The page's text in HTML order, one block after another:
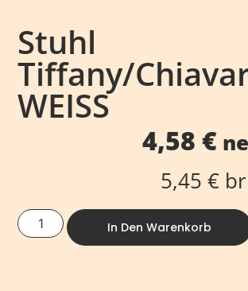
Stuhl
Tiffany/
WEISS
4,58 €
5,45 €
In Den Warenkorb